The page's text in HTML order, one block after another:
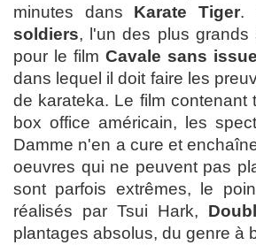
minutes dans Karate Tiger.
soldiers, l'un des plus grands
pour le film Cavale sans issue
dans lequel il doit faire les
de karateka. Le film
box office américain, les
Damme n'en a cure et
oeuvres qui ne peuvent pas
sont parfois extrêmes, le
réalisés par Tsui Hark,
plantages absolus, du genre à